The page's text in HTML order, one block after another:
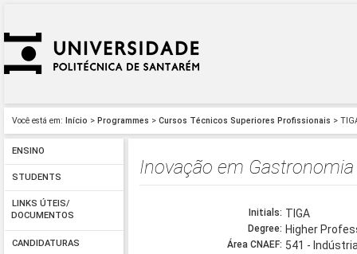
Você está em: Início > Programmes > Cursos Técnicos Superiores Profissionais >
ENSINO
STUDENTS
LINKS ÚTEIS/
DOCUMENTOS
CANDIDATURAS
Inovação em Gastronomia
Initials: TIGA
Degree: Higher
Área CNAEF: 541 -